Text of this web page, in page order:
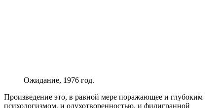
Ожидание, 1976 год.
Произведение это, в равной мере поражающее и глубоким
психологизмом, и одухотворенностью, и филигранной